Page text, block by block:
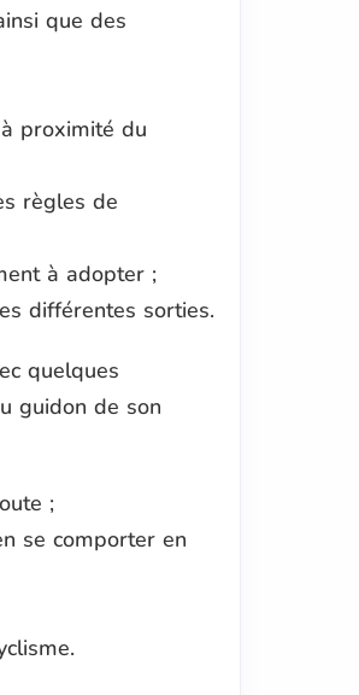
que des
proximité du
règles de
à adopter ;
différentes sorties.
quelques
guidon de son
;
se comporter en